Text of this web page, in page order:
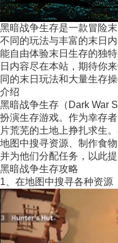
黑暗战争生存是一款冒险
不同的玩法与丰富的末日
能自由体验末日生存的独
日内容尽在本站，期待你
同的末日玩法和大量生存
介绍
黑暗战争生存（Dark War
扮演生存游戏。作为幸存
片荒芜的土地上挣扎求生
地图中搜寻资源、制作食
并为他们分配任务，以此
黑暗战争生存攻略
1、在地图中搜寻各种资源